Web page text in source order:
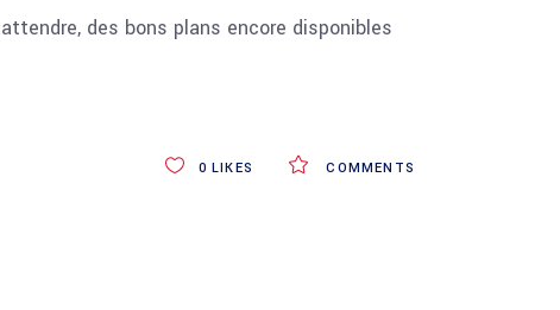
des bons plans encore disponibles
COMMENTS
0 LIKES